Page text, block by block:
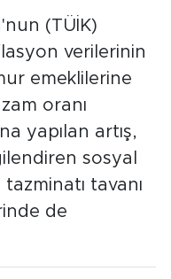
(TÜİK)
verilerinin
emeklilerine
oranı
yapılan artış,
sosyal
tavanı
de